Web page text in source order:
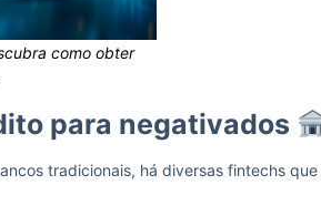
como obter
para negativados
tradicionais, há diversas fintechs que